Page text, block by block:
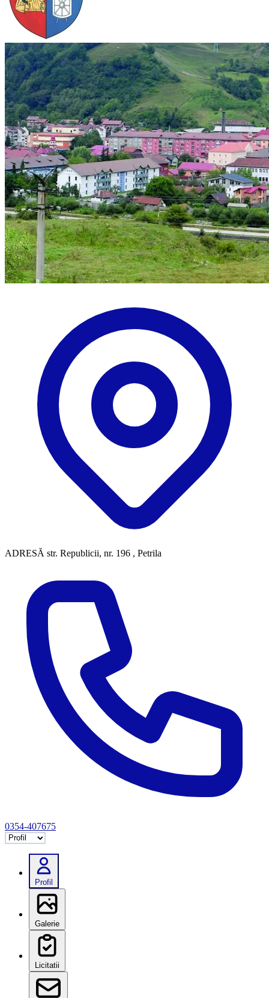
ADRESĂ str. Republicii, nr. 196 , Petrila
0354-407675
Selectează tab
Profil
Galerie
Licitatii